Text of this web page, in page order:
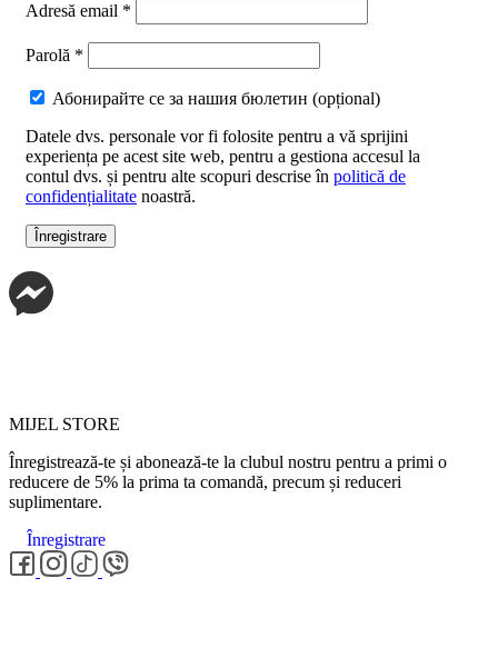
Adresă email *
Parolă *
Абонирайте се за нашия бюлетин (opțional)
Datele dvs. personale vor fi folosite pentru a vă sprijini
experiența pe acest site web, pentru a gestiona accesul la
contul dvs. și pentru alte scopuri descrise în politică de
confidențialitate noastră.
Înregistrare
MIJEL STORE
Înregistrează-te și abonează-te la clubul nostru pentru a primi o
reducere de 5% la prima ta comandă, precum și reduceri
suplimentare.
Înregistrare